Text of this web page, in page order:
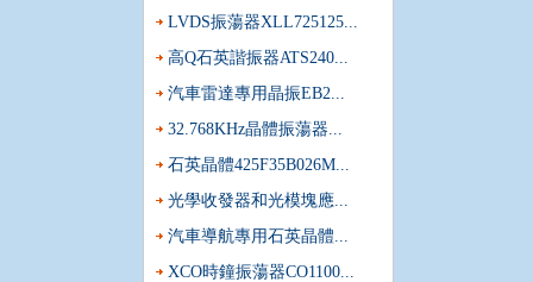
LVDS振蕩器XLL725125...
高Q石英諧振器ATS240...
汽車雷達專用晶振EB2...
32.768KHz晶體振蕩器...
石英晶體425F35B026M...
光學收發器和光模塊應...
汽車導航專用石英晶體...
XCO時鐘振蕩器CO1100...